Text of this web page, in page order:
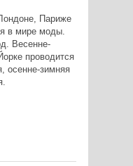
Париже
в мире моды.
Весенне-
проводится
осенне-зимняя